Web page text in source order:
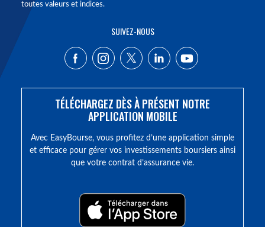
toutes valeurs et indices.
SUIVEZ-NOUS
TÉLÉCHARGEZ DÈS À PRÉSENT NOTRE
APPLICATION MOBILE
Avec EasyBourse, vous profitez d’une application simple
et efficace pour gérer vos investissements boursiers ainsi
que votre contrat d’assurance vie.